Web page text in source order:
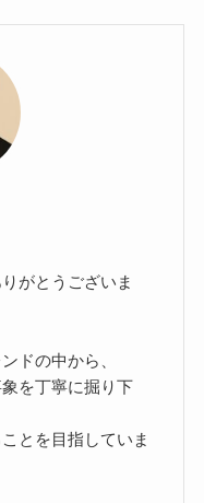
がとうございま
ドの中から、
を丁寧に掘り下
とを目指していま